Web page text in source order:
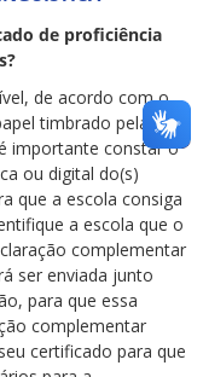
de proficiência
de acordo com o
timbrado pela
importante constar o
ou digital do(s)
que a escola consiga
a escola que o
complementar
ser enviada junto
para que essa
complementar
certificado para que